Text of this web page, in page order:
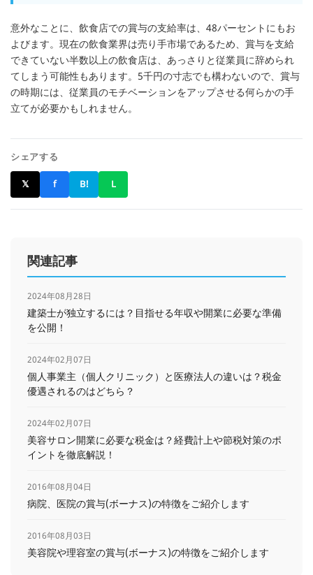
意外なことに、飲食店での賞与の支給率は、48パーセントにもお
よびます。現在の飲食業界は売り手市場であるため、賞与を支給
できていない半数以上の飲食店は、あっさりと従業員に辞められ
てしまう可能性もあります。5千円の寸志でも構わないので、賞与
の時期には、従業員のモチベーションをアップさせる何らかの手
立てが必要かもしれません。
シェアする
𝕏 f B! L
関連記事
2024年08月28日
建築士が独立するには？目指せる年収や開業に必要な準備
を公開！
2024年02月07日
個人事業主（個人クリニック）と医療法人の違いは？税金
優遇されるのはどちら？
2024年02月07日
美容サロン開業に必要な税金は？経費計上や節税対策のポ
イントを徹底解説！
2016年08月04日
病院、医院の賞与(ボーナス)の特徴をご紹介します
2016年08月03日
美容院や理容室の賞与(ボーナス)の特徴をご紹介します